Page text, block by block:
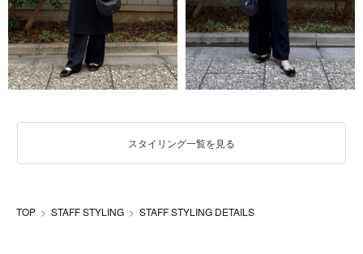
スタイリング一覧を見る
TOP STAFF STYLING STAFF STYLING DETAILS